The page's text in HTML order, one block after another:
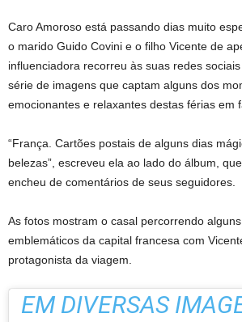
Caro Amoroso está passando dias muito
o marido Guido Covini e o filho Vicente de
influenciadora recorreu às suas redes
série de imagens que captam alguns dos
emocionantes e relaxantes destas férias em
“França. Cartões postais de alguns dias
belezas”, escreveu ela ao lado do álbum,
encheu de comentários de seus seguidores.
As fotos mostram o casal percorrendo
emblemáticos da capital francesa com
protagonista da viagem.
EM DIVERSAS